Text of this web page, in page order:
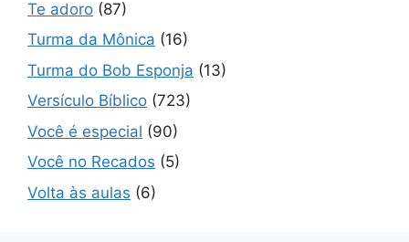
Te adoro (87)
Turma da Mônica (16)
Turma do Bob Esponja (13)
Versículo Bíblico (723)
Você é especial (90)
Você no Recados (5)
Volta às aulas (6)